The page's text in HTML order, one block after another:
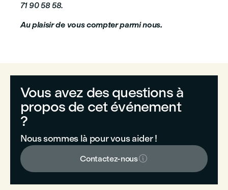
71 90 58 58.
Au plaisir de vous compter parmi nous.
Vous avez des questions à
propos de cet événement
?
Nous sommes là pour vous aider !
Contactez-nous